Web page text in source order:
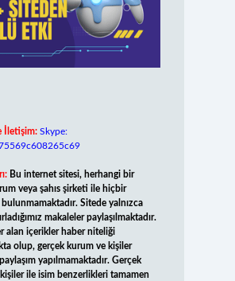
İletişim: Skype:
Bu internet sitesi, herhangi bir
veya şahıs şirketi ile hiçbir
bulunmamaktadır. Sitede yalnızca
makaleler paylaşılmaktadır.
alan içerikler haber niteliği
olup, gerçek kurum ve kişiler
yapılmamaktadır. Gerçek
ile isim benzerlikleri tamamen